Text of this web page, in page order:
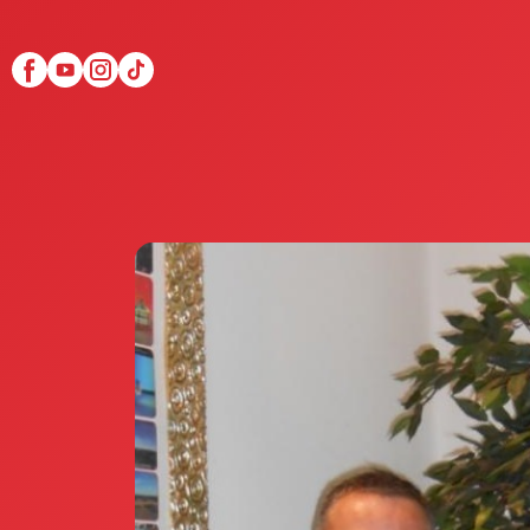
Scopri Club di Più
Le testimonianze
La fondatrice Valeria